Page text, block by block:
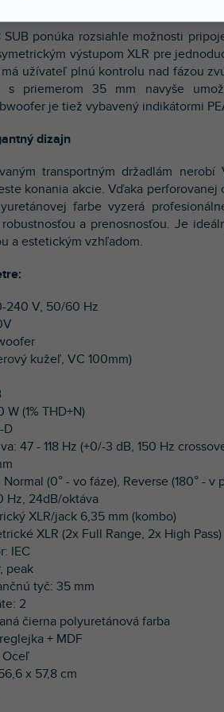
SUB ponúka rozsiahle možnosti
výstupom XLR pre
užívateľ plnú kontrolu nad fázou
priemerom 35 mm navyše
je tiež vybavený indikátormi
dizajn
transportným držadlám
konania akcie. Vďaka
farbe vyzerá
a prenosnosťou. Je
a estetickým vzhľadom.
240 V, 50/60 Hz
kužeľ, VC 100mm)
(1% THD+N)
D
47 - 118 Hz (+0/-3 dB, 150 Hz
(0° - vo fáze), Reverse (180° - v
Hz, 24dB/oktáva
XLR/jack 6,35 mm (kombo)
XLR (2x Full Range, 2x High Pass)
IEC
peak
tyč: 35 mm
2
čierna polyuretánová farba
+ MDF
Oceľ
x 57,8 cm